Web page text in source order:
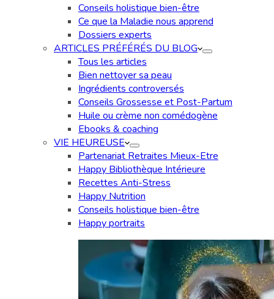
Conseils holistique bien-être
Ce que la Maladie nous apprend
Dossiers experts
ARTICLES PRÉFÉRÉS DU BLOG
Tous les articles
Bien nettoyer sa peau
Ingrédients controversés
Conseils Grossesse et Post-Partum
Huile ou crème non comédogène
Ebooks & coaching
VIE HEUREUSE
Partenariat Retraites Mieux-Etre
Happy Bibliothèque Intérieure
Recettes Anti-Stress
Happy Nutrition
Conseils holistique bien-être
Happy portraits